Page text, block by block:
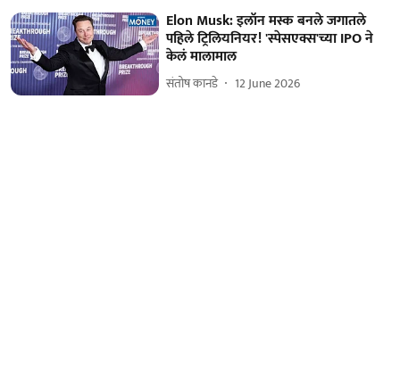
Elon Musk: इलॉन मस्क बनले जगातले
पहिले ट्रिलियनियर! 'स्पेसएक्स'च्या IPO ने
केलं मालामाल
संतोष कानडे 12 June 2026